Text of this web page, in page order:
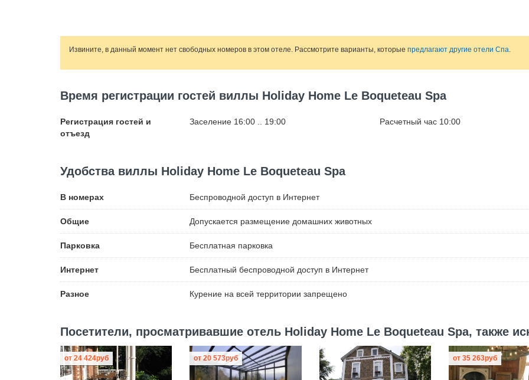
Извините, в данный момент нет свободных номеров в этом отеле. Рассмотрите варианты, которые предлагают другие отели Спа.
Время регистрации гостей виллы Holiday Home Le Boqueteau Spa
Регистрация гостей и
отъезд
Заселение 16:00 .. 19:00 Расчетный час 10:00
Удобства виллы Holiday Home Le Boqueteau Spa
В номерах Беспроводной доступ в Интернет
Общие Допускается размещение домашних животных
Парковка Бесплатная парковка
Интернет Бесплатный беспроводной доступ в Интернет
Разное Курение на всей территории запрещено
Посетители, просматривавшие отель Holiday Home Le Boqueteau Spa, также
от 24 424руб от20 573руб от35 263руб